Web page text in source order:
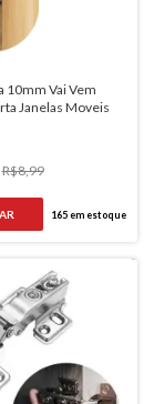
10mm Vai Vem
Janelas Moveis
R$8,99
165em estoque